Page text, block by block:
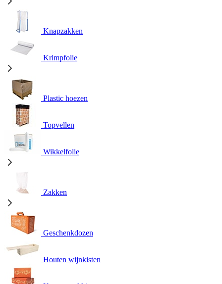
Knapzakken
Krimpfolie
Plastic hoezen
Topvellen
Wikkelfolie
Zakken
Geschenkdozen
Houten wijnkisten